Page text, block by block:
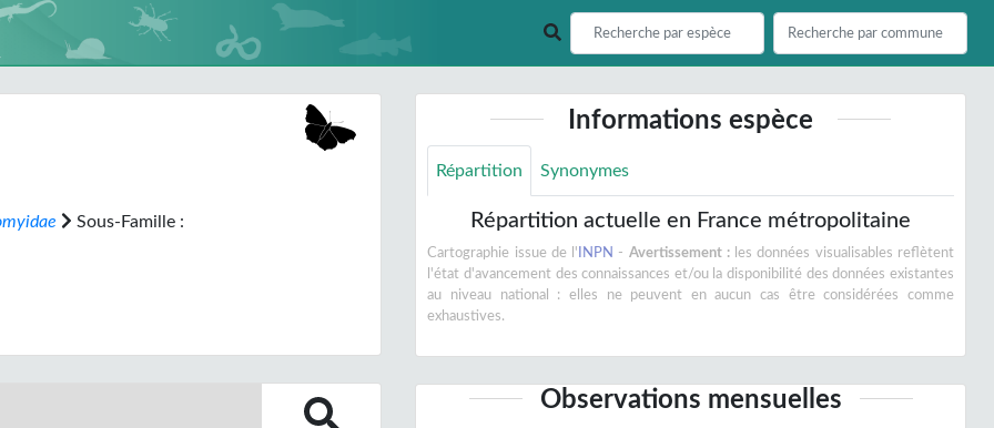
Sous-Famille :
Informations espèce
Répartition Synonymes
Répartition actuelle en France métropolitaine
Cartographie issue de l' INPN - Avertissement :les données visualisables reflètent
l'état d'avancement des connaissances et/ou la disponibilité des données existantes
au niveau national : elles ne peuvent en aucun cas être considérées comme
exhaustives.
Observations mensuelles